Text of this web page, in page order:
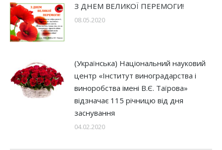
З ДНЕМ ВЕЛИКОЇ ПЕРЕМОГИ!
08.05.2020
(Українська) Національний науковий
центр «Інститут виноградарства і
виноробства імені В.Є. Таїрова»
відзначає 115 річницю від дня
заснування
04.02.2020